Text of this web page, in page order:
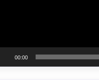
00:00